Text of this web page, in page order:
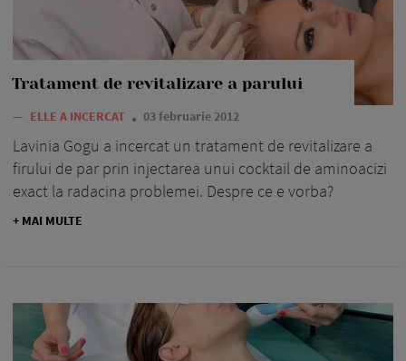
Tratament de revitalizare a parului
— ELLE A INCERCAT 03 februarie 2012
Lavinia Gogu a incercat un tratament de revitalizare a
firului de par prin injectarea unui cocktail de aminoacizi
exact la radacina problemei. Despre ce e vorba?
+ MAI MULTE